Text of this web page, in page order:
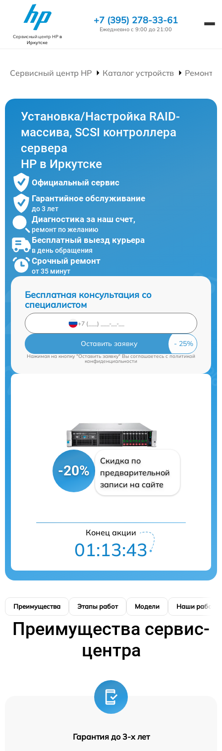
Сервисный центр HPв
Иркутске
+7 (395) 278-33-61
Ежедневно с 9:00 до 21:00
Сервисный центр HP Каталог устройств Ремонт
Установка/Настройка RAID-
массива, SCSI контроллера
сервера
HP в Иркутске
Официальный сервис
Гарантийное обслуживание
до 3 лет
Диагностика за наш счет,
ремонт по желанию
Бесплатный выезд курьера
в день обращения
Срочный ремонт
от 35 минут
Бесплатная консультация со
специалистом
Оставить заявку
Нажимая на кнопку "Оставить заявку" Вы соглашаетесь cполитикой
конфиденциальности
-20%
Скидка по
предварительной
записи на сайте
Конец акции
01:13:42
Преимущества Этапы работ Модели Наши работы
Преимущества сервис-
центра
Гарантия до 3-х лет